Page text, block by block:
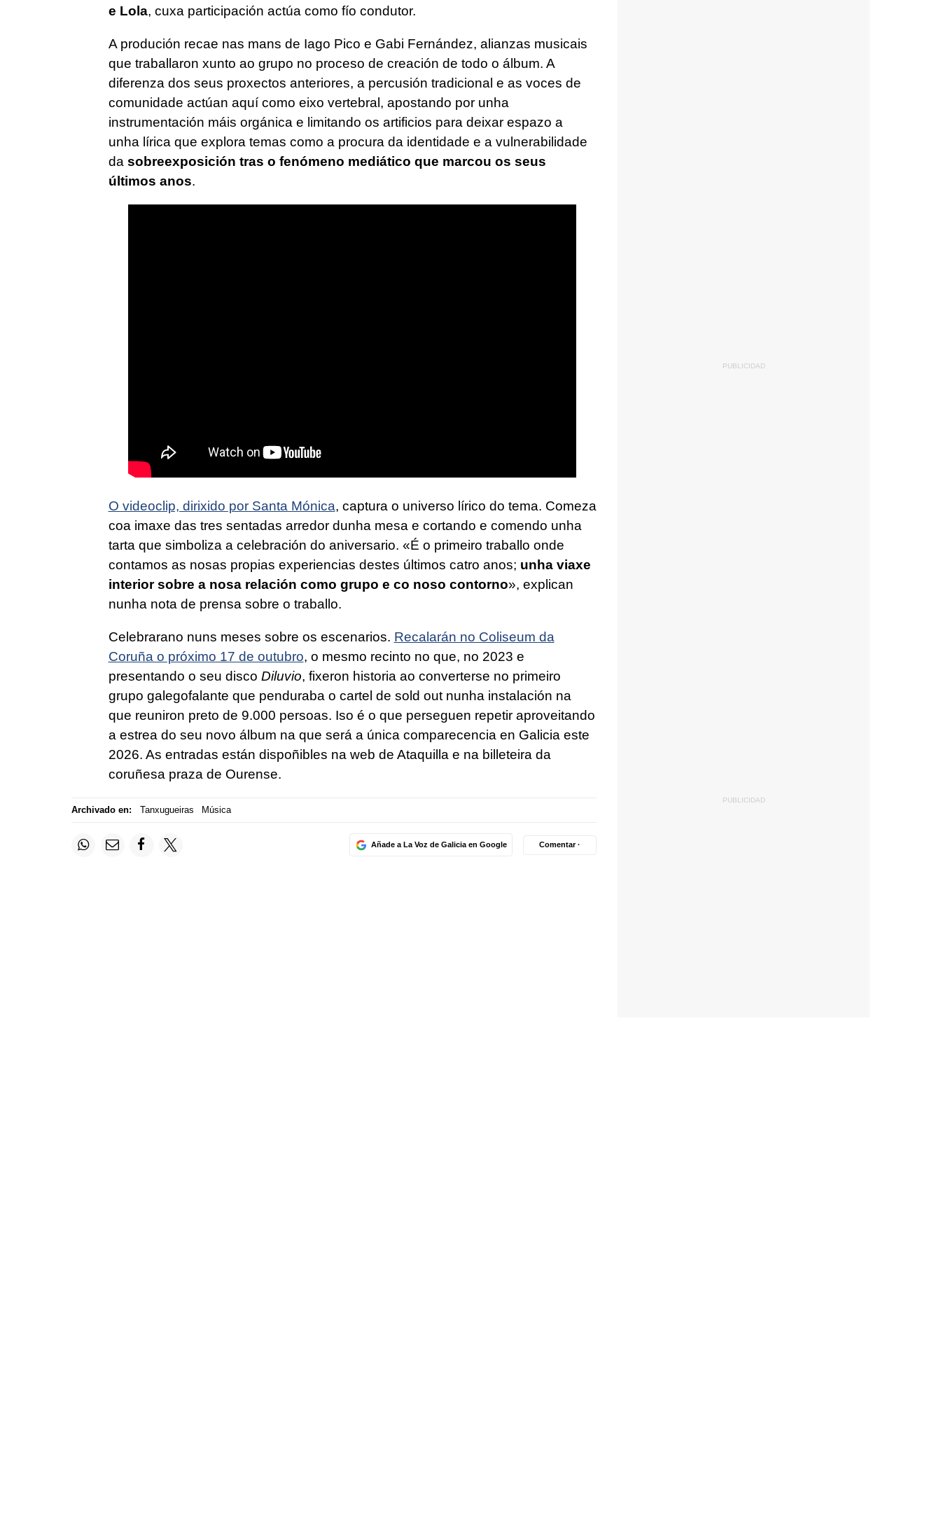
e Lola, cuxa participación actúa como fío condutor.
A produción recae nas mans de Iago Pico e Gabi Fernández, alianzas musicais
que traballaron xunto ao grupo no proceso de creación de todo o álbum. A
diferenza dos seus proxectos anteriores, a percusión tradicional e as voces de
comunidade actúan aquí como eixo vertebral, apostando por unha
instrumentación máis orgánica e limitando os artificios para deixar espazo a
unha lírica que explora temas como a procura da identidade e a vulnerabilidade
da sobreexposición tras o fenómeno mediático que marcou os seus
últimos anos.
O videoclip, dirixido por Santa Mónica, captura o universo lírico do tema. Comeza
coa imaxe das tres sentadas arredor dunha mesa e cortando e comendo unha
tarta que simboliza a celebración do aniversario. «É o primeiro traballo onde
contamos as nosas propias experiencias destes últimos catro anos; unha viaxe
interior sobre a nosa relación como grupo e co noso contorno», explican
nunha nota de prensa sobre o traballo.
Celebrarano nuns meses sobre os escenarios. Recalarán no Coliseum da
Coruña o próximo 17 de outubro, o mesmo recinto no que, no 2023 e
presentando o seu disco Diluvio, fixeron historia ao converterse no primeiro
grupo galegofalante que penduraba o cartel de sold out nunha instalación na
que reuniron preto de 9.000 persoas. Iso é o que perseguen repetir aproveitando
a estrea do seu novo álbum na que será a única comparecencia en Galicia este
2026. As entradas están dispoñibles na web de Ataquilla e na billeteira da
coruñesa praza de Ourense.
Archivado en: Tanxugueiras Música
Añade a La Voz de Galicia en Google Comentar ·